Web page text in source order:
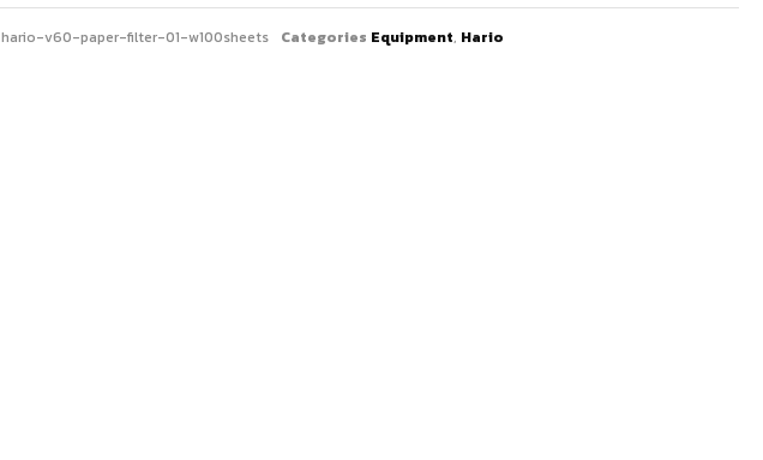
hario-v60-paper-filter-01-w100sheets Categories Equipment, Hario